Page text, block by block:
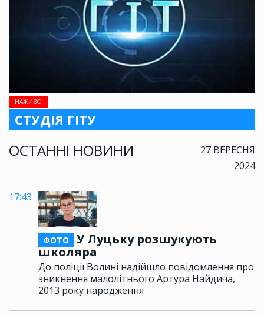
НАЖИВО
СТУДІЯ ГІТУ
ОСТАННІ НОВИНИ
27 ВЕРЕСНЯ
2024
17:43
ФОТО
У Луцьку розшукують
школяра
До поліції Волині надійшло повідомлення про
зникнення малолітнього Артура Найдича,
2013 року народження